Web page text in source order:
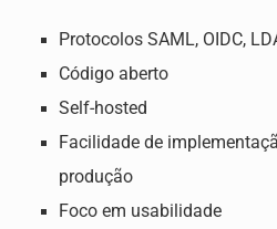
Protocolos SAML, OIDC,
Código aberto
Self-hosted
Facilidade de
produção
Foco em usabilidade